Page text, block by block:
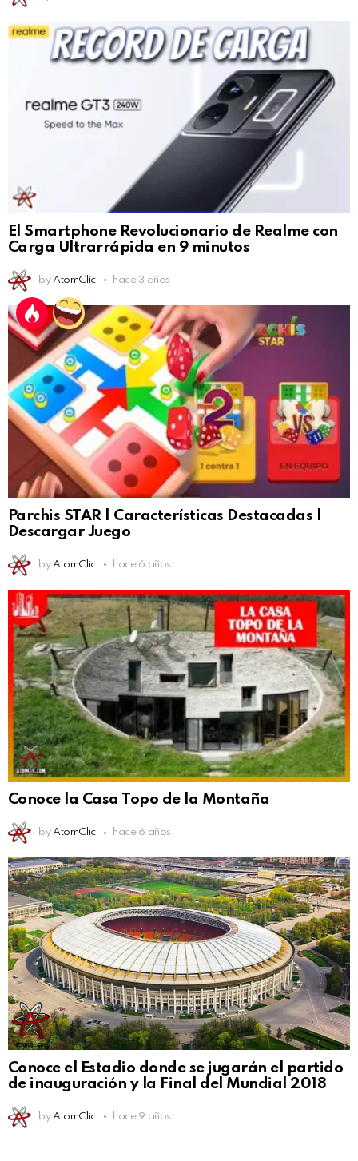
El Smartphone Revolucionario de Realme con
Carga Ultrarrápida en 9 minutos
by AtomClic hace 3 años
Parchis STAR | Características Destacadas |
Descargar Juego
by AtomClic hace 6 años
Conoce la Casa Topo de la Montaña
by AtomClic hace 6 años
Conoce el Estadio donde se jugarán el partido
de inauguración y la Final del Mundial 2018
by AtomClic hace 9 años